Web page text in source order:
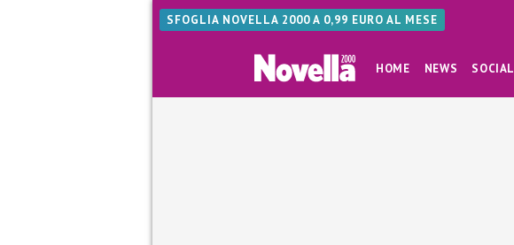
SFOGLIA NOVELLA 2000 A 0,99 EURO AL MESE
HOME NEWS SOCIAL